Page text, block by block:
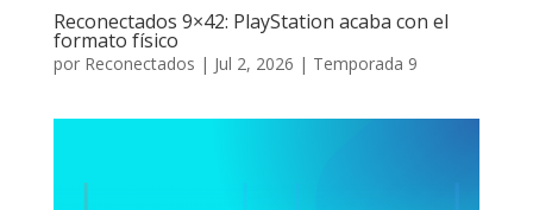
Reconectados 9×42: PlayStation acaba con el
formato físico
por Reconectados | Jul 2, 2026 | Temporada 9